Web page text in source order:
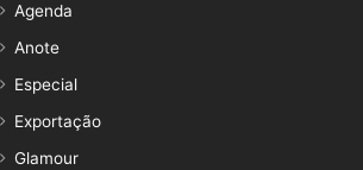
Agenda
Anote
Especial
Exportação
Glamour